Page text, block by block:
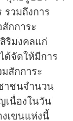
วมถึงการ
กการะ
ริมงคลแก่
ด้จัดให้มีการ
สักการะ
าชนจำนวน
เนื่องในวัน
เขนแห่งนี้